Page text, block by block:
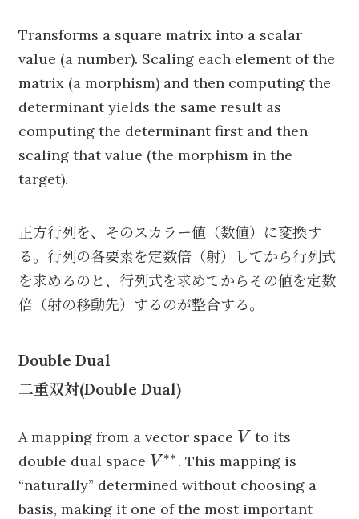
Transforms a square matrix into a scalar
value (a number). Scaling each element of the
matrix (a morphism) and then computing the
determinant yields the same result as
computing the determinant first and then
scaling that value (the morphism in the
target).
正方行列を、そのスカラー値（数値）に変換す
る。行列の各要素を定数倍（射）してから行列式
を求めるのと、行列式を求めてからその値を定数
倍（射の移動先）するのが整合する。
Double Dual
二重双対(Double Dual)
A mapping from a vector space V
V to its
double dual space V^{**}
V ∗∗ . This mapping is
“naturally” determined without choosing a
basis, making it one of the most important